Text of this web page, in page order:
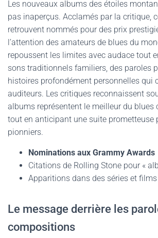
Les nouveaux albums des étoiles
pas inaperçus. Acclamés par la critique,
retrouvent nommés pour des prix
l’attention des amateurs de blues du
repoussent les limites avec audace tout
sons traditionnels familiers, des paroles
histoires profondément personnelles qui
auditeurs. Les critiques reconnaissent
albums représentent le meilleur du blues
tout en anticipant une suite prometteuse
pionniers.
Nominations aux Grammy Awards
Citations de Rolling Stone pour «
Apparitions dans des séries et
Le message derrière les
compositions